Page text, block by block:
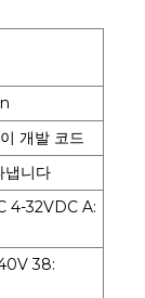
개발 코드
냅니다
4-32VDC A:
38: